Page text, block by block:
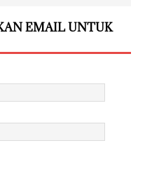
EMAIL UNTUK